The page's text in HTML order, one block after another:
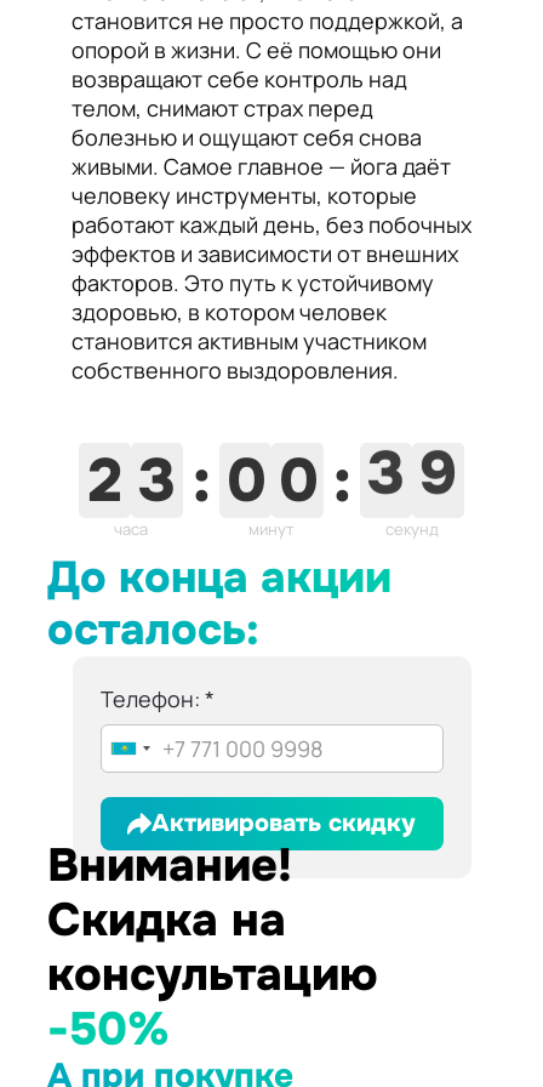
становится не просто поддержкой, а
опорой в жизни. С её помощью они
возвращают себе контроль над
телом, снимают страх перед
болезнью и ощущают себя снова
живыми. Самое главное — йога даёт
человеку инструменты, которые
работают каждый день, без побочных
эффектов и зависимости от внешних
факторов. Это путь к устойчивому
здоровью, в котором человек
становится активным участником
собственного выздоровления.
2 3 :
часа
0 0 :
минут
3 8
секунд
До конца акции
осталось:
Телефон:
Активировать скидку
Внимание!
Скидка на
консультацию
-50%
А при покупке